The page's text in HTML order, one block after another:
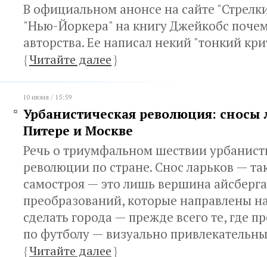
В официальном анонсе на сайте
"Нью-Йоркера" на книгу Джейкобс
авторства. Ее написал некий "тонкий
{Читайте далее}
10 июня / 15:59
Урбанистическая революция: сносы
Питере и Москве
Речь о триумфальном шествии
революции по стране. Снос ларьков —
самостроя — это лишь вершина
преобразований, которые направлены
сделать города — прежде всего те, где
по футболу — визуально
{Читайте далее}